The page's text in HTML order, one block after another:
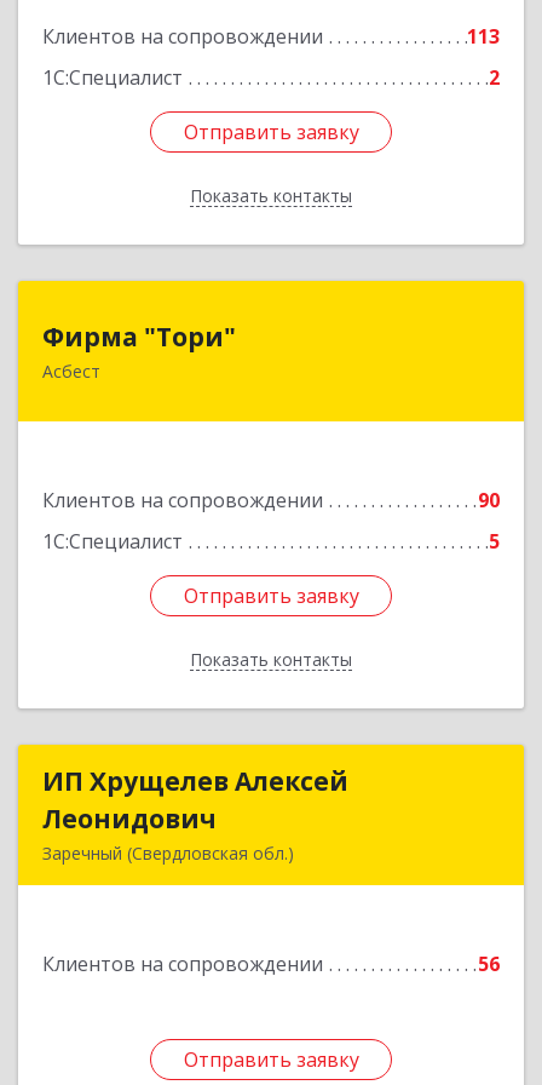
Клиентов на сопровождении
113
1С:Специалист
2
Отправить заявку
Показать контакты
Отправить заявку
Назад
Фирма "Тори"
Асбест
Клиентов на сопровождении
90
1С:Специалист
5
Отправить заявку
Показать контакты
624286, Свердловская обл, Асбест г, Малышева
Отправить заявку
Назад
ИП Хрущелев Алексей
Леонидович
Заречный (Свердловская обл.)
Клиентов на сопровождении 56
Отправить заявку
ИП Хрущелев Алексей
Подробнее
Отправить заявку